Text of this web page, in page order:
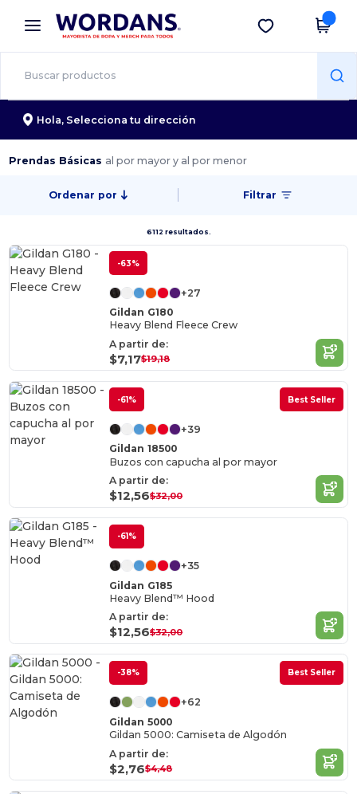
× App de Wordans
¡Mejores precios en app!
Descargar app
Hola, Selecciona tu dirección
Prendas Básicas al por mayor y al por menor
Ordenar por Filtrar
6112 resultados.
-63%
+27
Gildan G180
Heavy Blend Fleece Crew
A partir de:
$7,17$19,18
-61% Best Seller
+39
Gildan 18500
Buzos con capucha al por mayor
A partir de:
$12,56$32,00
-61%
+35
Gildan G185
Heavy Blend™ Hood
A partir de:
$12,56$32,00
-38% Best Seller
+62
Gildan 5000
Gildan 5000: Camiseta de Algodón
A partir de:
$2,76$4,48